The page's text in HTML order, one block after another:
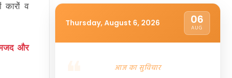
कारों व
और
Thursday, August 6, 2026 06
AUG
आज का सुविचार